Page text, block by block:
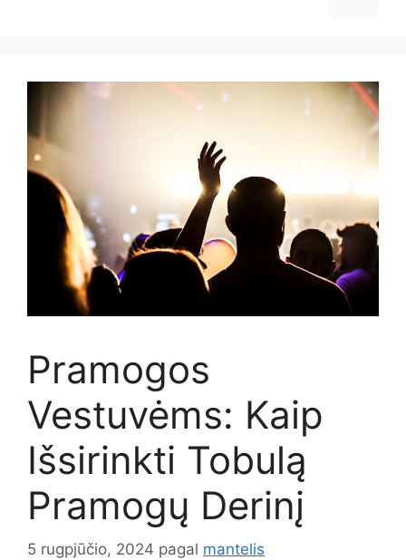
Pramogos
Vestuvėms: Kaip
Išsirinkti Tobulą
Pramogų Derinį
5 rugpjūčio, 2024 pagal mantelis